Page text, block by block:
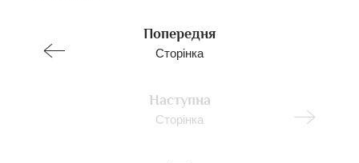
Попередня
Сторінка
Наступна
Сторінка